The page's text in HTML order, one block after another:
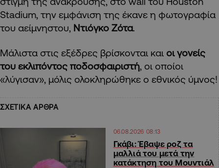
Stadium, την εμφάνιση της έκανε η φωτογραφία
του αείμνηστου, Ντιόγκο Ζότα.
Μάλιστα στις εξέδρες βρίσκονται και οι γονείς
του εκλιπόντος ποδοσφαιριστή, οι οποίοι
«λύγισαν», μόλις ολοκληρώθηκε ο εθνικός ύμνος!
ΣΧΕΤΙΚΑ ΑΡΘΡΑ
06.08.2026 08:13
Γκάβι: Έβαψε ροζ τα
μαλλιά του μετά την
κατάκτηση του Μουντιάλ